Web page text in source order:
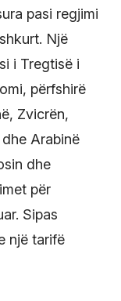
pasi regjimi
Një
i Tregtisë i
përfshirë
Zvicrën,
Arabinë
dhe
për
Sipas
një tarifë